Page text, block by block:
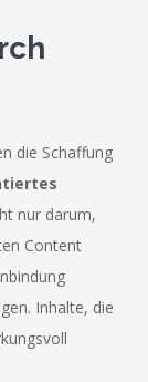
die Schaffung
nur darum,
Content
Inhalte, die